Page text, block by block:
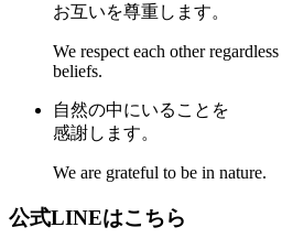
お互いを尊重します。
We respect each other
beliefs.
自然の中にいることを
感謝します。
We are grateful to be in nature.
公式LINEはこちら